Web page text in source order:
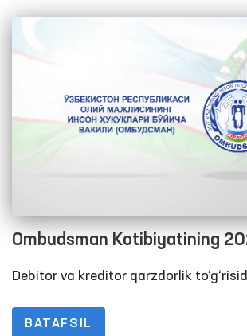
Ombudsman Kotibiyatining
chorak yakuni bo‘yicha
Debitor va kreditor qarzdorlik
BATAFSIL